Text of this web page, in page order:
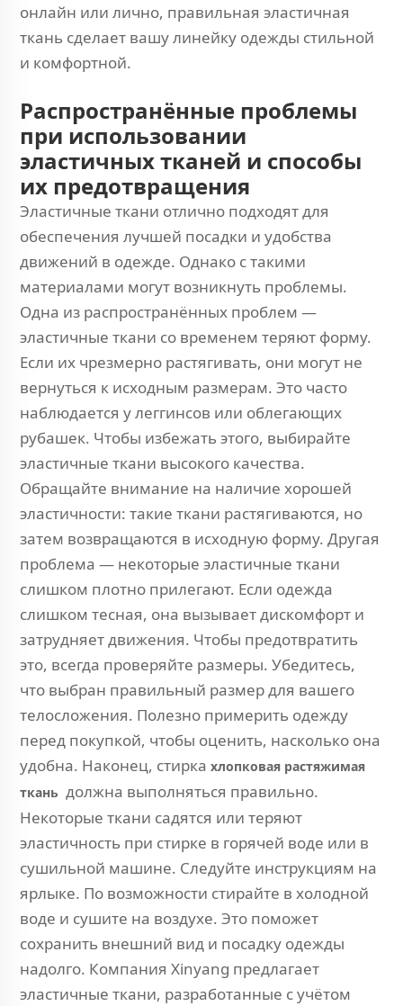
онлайн или лично, правильная эластичная
ткань сделает вашу линейку одежды стильной
и комфортной.
Распространённые проблемы
при использовании
эластичных тканей и способы
их предотвращения
Эластичные ткани отлично подходят для
обеспечения лучшей посадки и удобства
движений в одежде. Однако с такими
материалами могут возникнуть проблемы.
Одна из распространённых проблем —
эластичные ткани со временем теряют форму.
Если их чрезмерно растягивать, они могут не
вернуться к исходным размерам. Это часто
наблюдается у леггинсов или облегающих
рубашек. Чтобы избежать этого, выбирайте
эластичные ткани высокого качества.
Обращайте внимание на наличие хорошей
эластичности: такие ткани растягиваются, но
затем возвращаются в исходную форму. Другая
проблема — некоторые эластичные ткани
слишком плотно прилегают. Если одежда
слишком тесная, она вызывает дискомфорт и
затрудняет движения. Чтобы предотвратить
это, всегда проверяйте размеры. Убедитесь,
что выбран правильный размер для вашего
телосложения. Полезно примерить одежду
перед покупкой, чтобы оценить, насколько она
удобна. Наконец, стирка хлопковая растяжимая
ткань должна выполняться правильно.
Некоторые ткани садятся или теряют
эластичность при стирке в горячей воде или в
сушильной машине. Следуйте инструкциям на
ярлыке. По возможности стирайте в холодной
воде и сушите на воздухе. Это поможет
сохранить внешний вид и посадку одежды
надолго. Компания Xinyang предлагает
эластичные ткани, разработанные с учётом